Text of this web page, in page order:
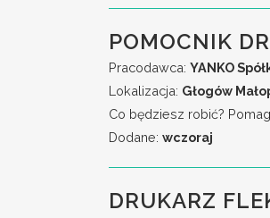
POMOCNIK
Pracodawca: YANKO
Lokalizacja: Głogów
Co będziesz robić?
Dodane: wczoraj
DRUKARZ